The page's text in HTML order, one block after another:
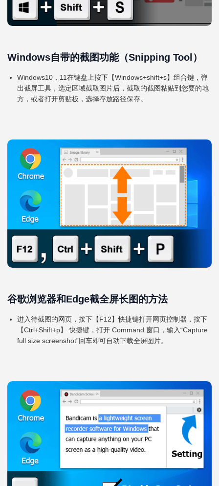
Windows自带的截图功能（Snipping Tool）
Windows10，11在键盘上按下【Windows+shift+s】组合键，弹
出截屏工具，选定区域截取图片后，截取的截图粘贴到您要的地
方，或者打开剪贴板，选择存放路径保存。
谷歌浏览器和Edge截全屏长图的方法
进入待截图的网页，按下【F12】快捷键打开网页控制器，按下
【Ctrl+Shift+p】 快捷键，打开 Command 窗口，输入“Capture
full size screenshot”回车即可自动下载全屏图片。